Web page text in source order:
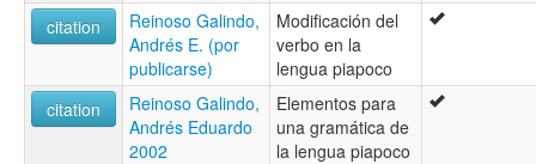
citation
Reinoso Galindo,
Andrés E. (por
publicarse)
Modificación del
verbo en la
lengua piapoco
citation
Reinoso Galindo,
Andrés Eduardo
2002
Elementos para
una gramática de
la lengua piapoco